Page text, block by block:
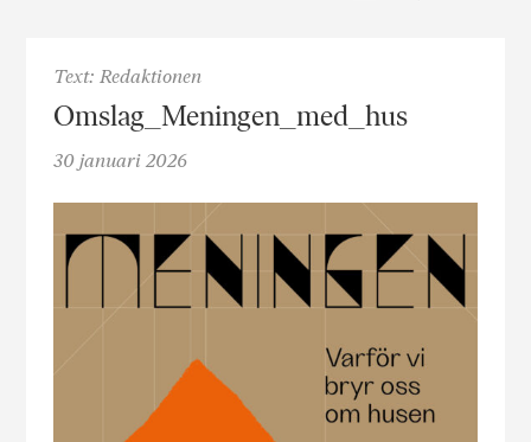
Text: Redaktionen
Omslag_Meningen_med_hus
30 januari 2026